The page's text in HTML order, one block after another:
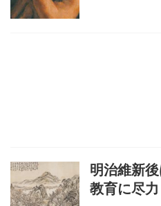
明治維新
教育に尽